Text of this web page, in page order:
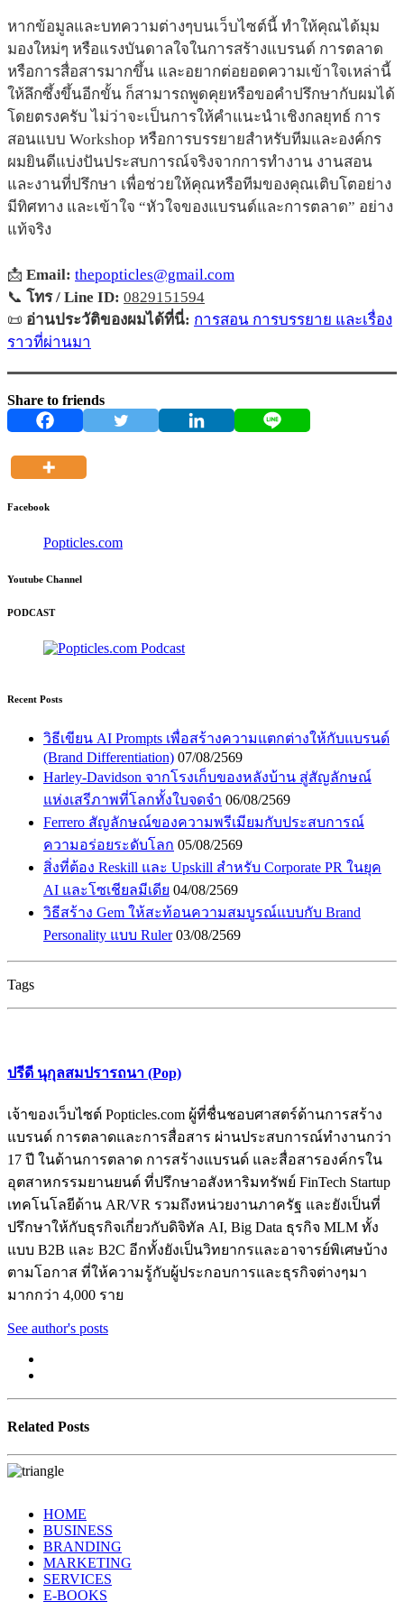
หากข้อมูลและบทความต่างๆบนเว็บไซต์นี้ ทำให้คุณได้มุม
มองใหม่ๆ หรือแรงบันดาลใจในการสร้างแบรนด์ การตลาด
หรือการสื่อสารมากขึ้น และอยากต่อยอดความเข้าใจเหล่านี้
ให้ลึกซึ้งขึ้นอีกขั้น ก็สามารถพูดคุยหรือขอคำปรึกษากับผมได้
โดยตรงครับ ไม่ว่าจะเป็นการให้คำแนะนำเชิงกลยุทธ์ การ
สอนแบบ Workshop หรือการบรรยายสำหรับทีมและองค์กร
ผมยินดีแบ่งปันประสบการณ์จริงจากการทำงาน งานสอน
และงานที่ปรึกษา เพื่อช่วยให้คุณหรือทีมของคุณเติบโตอย่าง
มีทิศทาง และเข้าใจ “หัวใจของแบรนด์และการตลาด” อย่าง
แท้จริง
📩 Email: thepopticles@gmail.com
📞 โทร / Line ID: 0829151594
📜 อ่านประวัติของผมได้ที่นี่: การสอน การบรรยาย และเรื่อง
ราวที่ผ่านมา
Share to friends
Facebook
Popticles.com
Youtube Channel
PODCAST
Recent Posts
วิธีเขียน AI Prompts เพื่อสร้างความแตกต่างให้กับแบรนด์
(Brand Differentiation) 07/08/2569
Harley-Davidson จากโรงเก็บของหลังบ้าน สู่สัญลักษณ์
แห่งเสรีภาพที่โลกทั้งใบจดจำ 06/08/2569
Ferrero สัญลักษณ์ของความพรีเมียมกับประสบการณ์
ความอร่อยระดับโลก 05/08/2569
สิ่งที่ต้อง Reskill และ Upskill สำหรับ Corporate PR ในยุค
AI และโซเชียลมีเดีย 04/08/2569
วิธีสร้าง Gem ให้สะท้อนความสมบูรณ์แบบกับ Brand
Personality แบบ Ruler 03/08/2569
Tags
ปรีดี นุกุลสมปรารถนา (Pop)
เจ้าของเว็บไซต์ Popticles.com ผู้ที่ชื่นชอบศาสตร์ด้านการสร้าง
แบรนด์ การตลาดและการสื่อสาร ผ่านประสบการณ์ทำงานกว่า
17 ปี ในด้านการตลาด การสร้างแบรนด์ และสื่อสารองค์กรใน
อุตสาหกรรมยานยนต์ ที่ปรึกษาอสังหาริมทรัพย์ FinTech Startup
เทคโนโลยีด้าน AR/VR รวมถึงหน่วยงานภาครัฐ และยังเป็นที่
ปรึกษาให้กับธุรกิจเกี่ยวกับดิจิทัล AI, Big Data ธุรกิจ MLM ทั้ง
แบบ B2B และ B2C อีกทั้งยังเป็นวิทยากรและอาจารย์พิเศษบ้าง
ตามโอกาส ที่ให้ความรู้กับผู้ประกอบการและธุรกิจต่างๆมา
มากกว่า 4,000 ราย
See author's posts
Related Posts
HOME
BUSINESS
BRANDING
MARKETING
SERVICES
E-BOOKS